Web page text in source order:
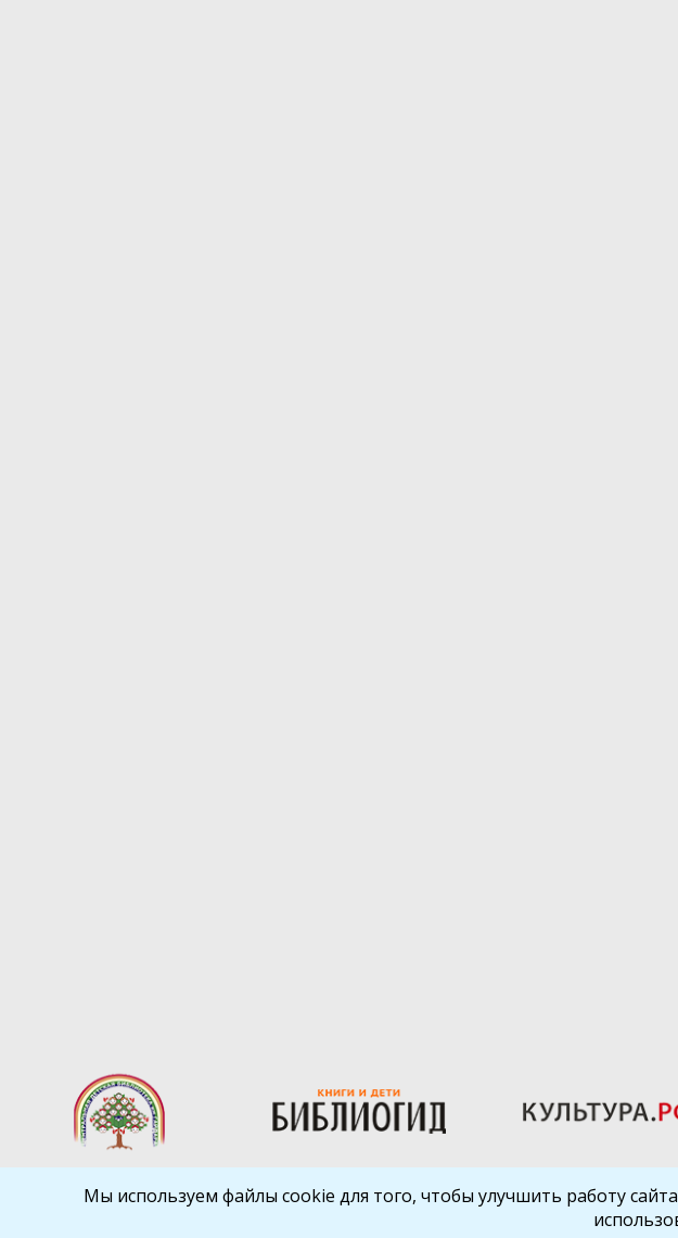
Библиокрай
Мы используем файлы cookie для того, чтобы улучшить работу